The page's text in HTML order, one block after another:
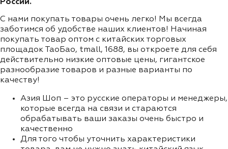
России.
С нами покупать товары очень легко! Мы всегда
заботимся об удобстве наших клиентов! Начиная
покупать товар оптом с китайских торговых
площадок ТаоБао, tmall, 1688, вы откроете для себя
действительно низкие оптовые цены, гигантское
разнообразие товаров и разные варианты по
качеству!
Азия Шоп – это русские операторы и менеджеры,
которые всегда на связи и стараются
обрабатывать ваши заказы очень быстро и
качественно
Для того чтобы уточнить характеристики